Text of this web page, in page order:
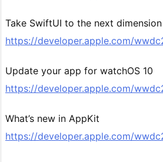
Take SwiftUI to the next dimension
https://developer.apple.com/
Update your app for watchOS 10
https://developer.apple.com/
What’s new in AppKit
https://developer.apple.com/